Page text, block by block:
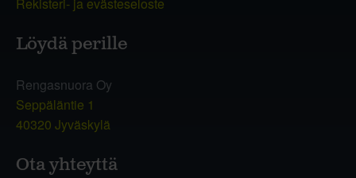
Rekisteri- ja evästeseloste
Löydä perille
Rengasnuora Oy
Seppäläntie 1
40320 Jyväskylä
Ota yhteyttä